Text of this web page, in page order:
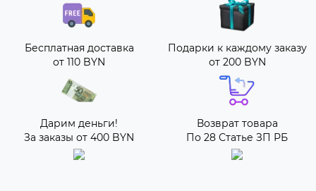
Бесплатная доставка
от 110 BYN
Подарки к каждому заказу
от 200 BYN
Дарим деньги!
За заказы от 400 BYN
Возврат товара
По 28 Статье ЗП РБ